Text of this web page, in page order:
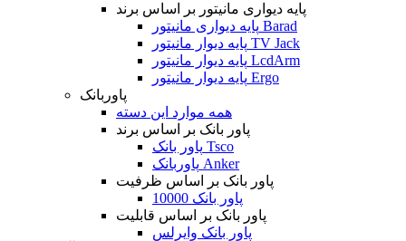
پایه دیواری مانیتور بر اساس برند
پایه دیواری مانیتور Barad
پایه دیوار مانیتور TV Jack
پایه دیوار مانیتور LcdArm
پایه دیوار مانیتور Ergo
پاوربانک
همه موارد این دسته
پاور بانک بر اساس برند
پاور بانک Tsco
پاوربانک Anker
پاور بانک بر اساس ظرفیت
پاور بانک 10000
پاور بانک بر اساس قابلیت
پاور بانک وایرلس